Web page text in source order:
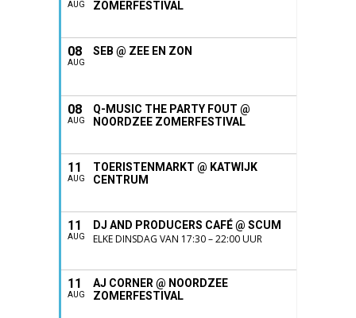
AUG
ZOMERFESTIVAL
08
AUG
SEB @ ZEE EN ZON
08
AUG
Q-MUSIC THE PARTY FOUT @
NOORDZEE ZOMERFESTIVAL
11
AUG
TOERISTENMARKT @ KATWIJK
CENTRUM
11
AUG
DJ AND PRODUCERS CAFÉ @ SCUM
ELKE DINSDAG VAN 17:30 – 22:00 UUR
11
AUG
AJ CORNER @ NOORDZEE
ZOMERFESTIVAL